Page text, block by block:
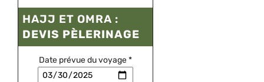
HAJJ ET OMRA :
DEVIS PÈLERINAGE
Date prévue du voyage*